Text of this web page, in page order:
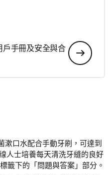
戶手冊及安全與合
漱口水配合手動牙刷，可達到
人士培養每天清洗牙縫的良好
籤下的「問題與答案」部分。